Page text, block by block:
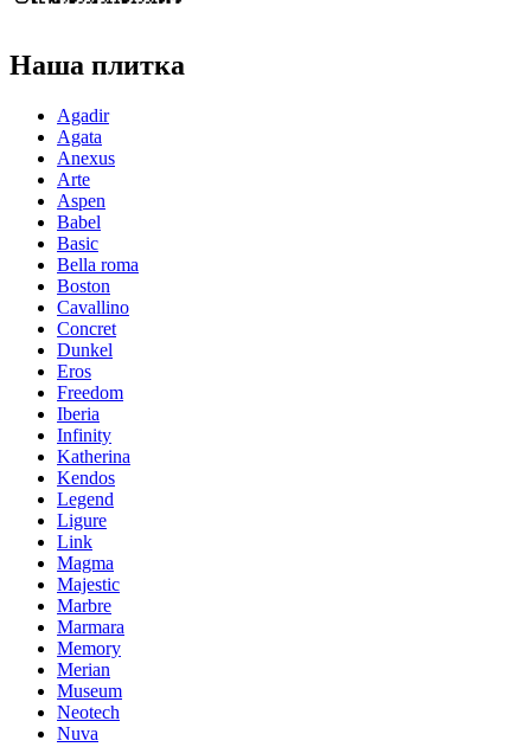
Наша плитка
Agadir
Agata
Anexus
Arte
Aspen
Babel
Basic
Bella roma
Boston
Cavallino
Concret
Dunkel
Eros
Freedom
Iberia
Infinity
Katherina
Kendos
Legend
Ligure
Link
Magma
Majestic
Marbre
Marmara
Memory
Merian
Museum
Neotech
Nuva